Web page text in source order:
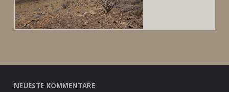
NEUESTE KOMMENTARE